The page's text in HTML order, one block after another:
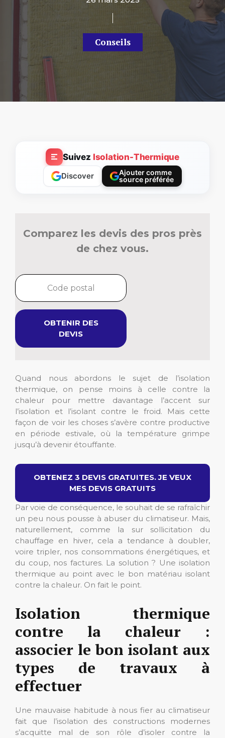
Conseils
Suivez Isolation-Thermique
Discover
Ajouter comme
source préférée
Comparez les devis des pros près
de chez vous.
OBTENIR DES
DEVIS
Quand nous abordons le sujet de l’isolation
thermique, on pense moins à celle contre la
chaleur pour mettre davantage l’accent sur
l’isolation et l’isolant contre le froid. Mais cette
façon de voir les choses s’avère contre productive
en période estivale, où la température grimpe
jusqu’à devenir étouffante.
OBTENEZ 3 DEVIS GRATUITES. JE VEUX
MES DEVIS GRATUITS
Par voie de conséquence, le souhait de se rafraîchir
un peu nous pousse à abuser du climatiseur. Mais,
naturellement, comme la sur sollicitation du
chauffage en hiver, cela a tendance à doubler,
voire tripler, nos consommations énergétiques, et
du coup, nos factures. La solution ? Une isolation
thermique au point avec le bon matériau isolant
contre la chaleur. On fait le point.
Isolation thermique
contre la chaleur :
associer le bon isolant aux
types de travaux à
effectuer
Une mauvaise habitude à nous fier au climatiseur
fait que l’isolation des constructions modernes
s’acquitte mal de son rôle d’isoler contre la